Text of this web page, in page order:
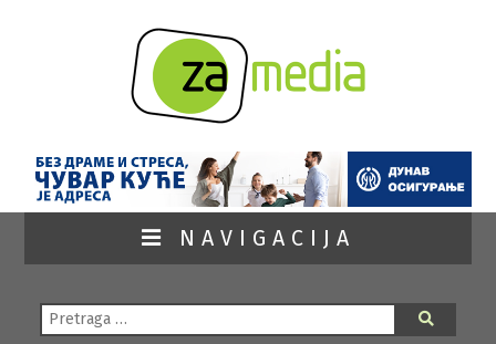
NAVIGACIJA
Pretraga: